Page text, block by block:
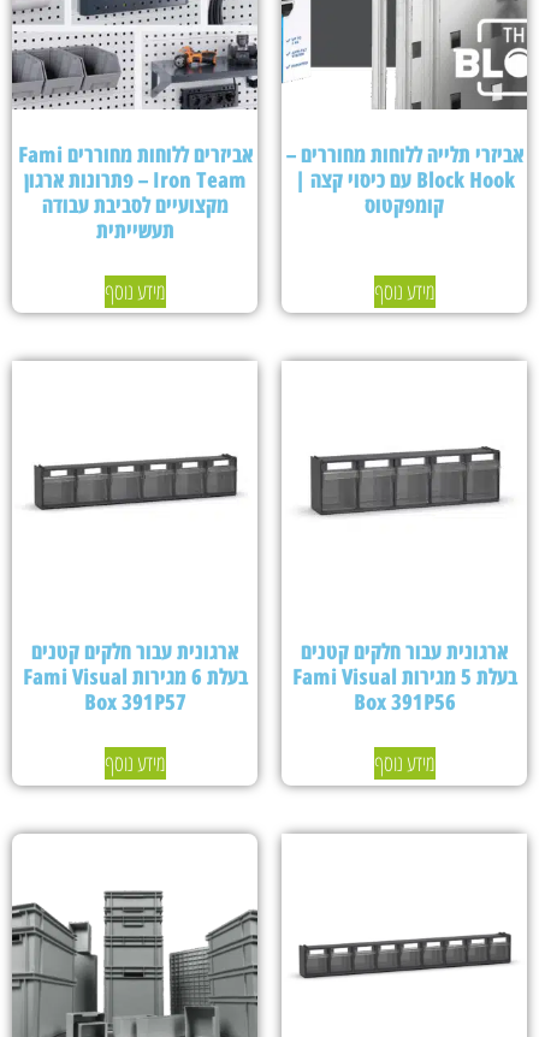
אביזרי תלייה ללוחות מחוררים –
Block Hook עם כיסוי קצה |
קומפקטוס
מידע נוסף
אביזרים ללוחות מחוררים Fami
Iron Team – פתרונות ארגון
מקצועיים לסביבת עבודה
תעשייתית
מידע נוסף
ארגונית עבור חלקים קטנים
בעלת 5 מגירות Fami Visual
Box 391P56
מידע נוסף
ארגונית עבור חלקים קטנים
בעלת 6 מגירות Fami Visual
Box 391P57
מידע נוסף